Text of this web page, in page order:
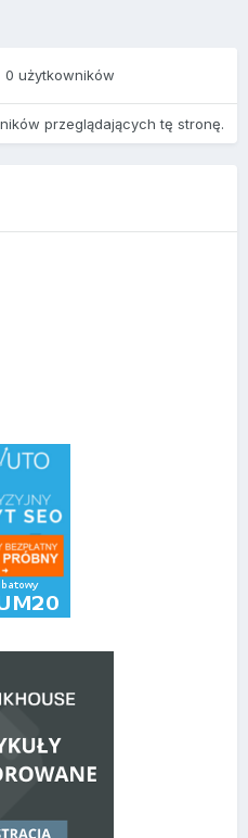
0 użytkowników
przeglądających tę stronę.